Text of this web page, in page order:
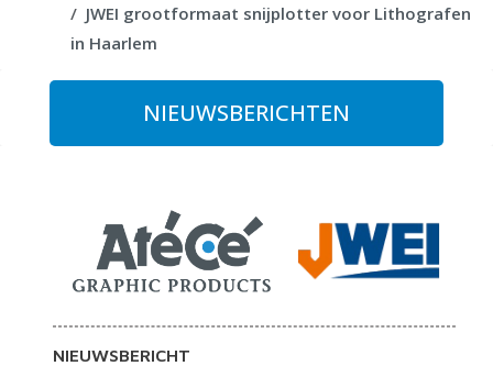
JWEI grootformaat snijplotter voor Lithografen
in Haarlem
NIEUWSBERICHTEN
NIEUWSBERICHT